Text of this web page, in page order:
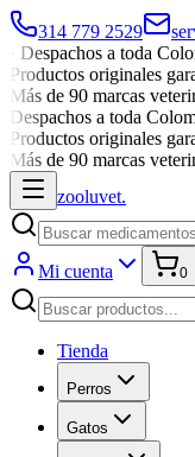
314 779 2529
Despachos a toda
Productos originales
Más de 90 marcas
Despachos a toda
Productos originales
Más de 90 marcas
zooluvet.
Mi cuenta 0
Tienda
Perros
Gatos